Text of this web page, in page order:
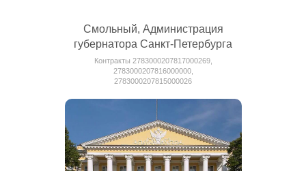
Смольный, Администрация
губернатора Санкт-Петербурга
Контракты 2783000207817000269,
2783000207816000000,
2783000207815000026